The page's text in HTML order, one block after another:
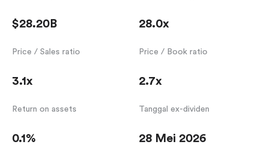
$28.20B 28.0x
Price / Sales ratio
3.1x
Price / Book ratio
2.7x
Return on assets
0.1%
Tanggal ex-dividen
28 Mei 2026